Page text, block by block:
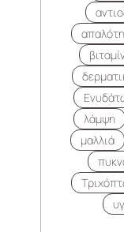
λάμψη
μαλλιά